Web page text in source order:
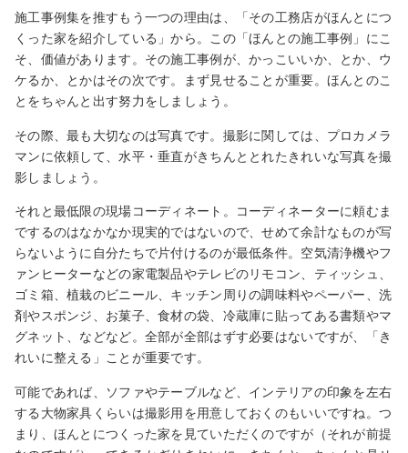
施工事例集を推すもう一つの理由は、「その工務店がほんとにつ
くった家を紹介している」から。この「ほんとの施工事例」にこ
そ、価値があります。その施工事例が、かっこいいか、とか、ウ
ケるか、とかはその次です。まず見せることが重要。ほんとのこ
とをちゃんと出す努力をしましょう。
その際、最も大切なのは写真です。撮影に関しては、プロカメラ
マンに依頼して、水平・垂直がきちんととれたきれいな写真を撮
影しましょう。
それと最低限の現場コーディネート。コーディネーターに頼むま
でするのはなかなか現実的ではないので、せめて余計なものが写
らないように自分たちで片付けるのが最低条件。空気清浄機やフ
ァンヒーターなどの家電製品やテレビのリモコン、ティッシュ、
ゴミ箱、植栽のビニール、キッチン周りの調味料やペーパー、洗
剤やスポンジ、お菓子、食材の袋、冷蔵庫に貼ってある書類やマ
グネット、などなど。全部が全部はずす必要はないですが、「き
れいに整える」ことが重要です。
可能であれば、ソファやテーブルなど、インテリアの印象を左右
する大物家具くらいは撮影用を用意しておくのもいいですね。つ
まり、ほんとにつくった家を見ていただくのですが（それが前提